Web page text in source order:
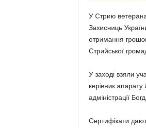
У Стрию
Захисниць
отримання
Стрийської
У заході взяли
керівник
адміністрації
Сертифікати